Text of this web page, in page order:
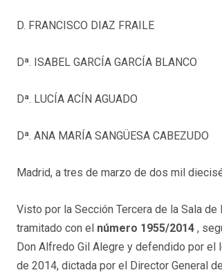
D. FRANCISCO DIAZ FRAILE
Dª. ISABEL GARCÍA GARCÍA BLANCO
Dª. LUCÍA ACÍN AGUADO
Dª. ANA MARÍA SANGÜESA CABEZUDO
Madrid, a tres de marzo de dos mil
Visto por la Sección Tercera de la Sala
tramitado con el número 1955/2014 ,
Don Alfredo Gil Alegre y defendido por
de 2014, dictada por el Director General